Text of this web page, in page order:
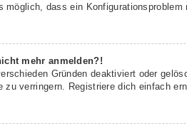
dass ein
mehr anmelden?!
Gründen deaktiviert oder
verringern. Registriere dich einfach